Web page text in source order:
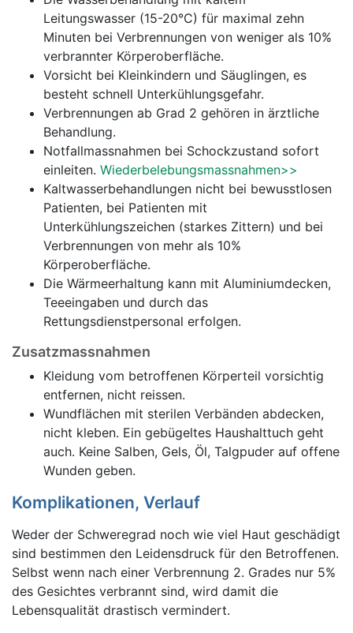
Leitungswasser (15-20°C) für maximal zehn
Minuten bei Verbrennungen von weniger als 10%
verbrannter Körperoberfläche.
Vorsicht bei Kleinkindern und Säuglingen, es
besteht schnell Unterkühlungsgefahr.
Verbrennungen ab Grad 2 gehören in ärztliche
Behandlung.
Notfallmassnahmen bei Schockzustand sofort
einleiten. Wiederbelebungsmassnahmen>>
Kaltwasserbehandlungen nicht bei bewusstlosen
Patienten, bei Patienten mit
Unterkühlungszeichen (starkes Zittern) und bei
Verbrennungen von mehr als 10%
Körperoberfläche.
Die Wärmeerhaltung kann mit Aluminiumdecken,
Teeeingaben und durch das
Rettungsdienstpersonal erfolgen.
Zusatzmassnahmen
Kleidung vom betroffenen Körperteil vorsichtig
entfernen, nicht reissen.
Wundflächen mit sterilen Verbänden abdecken,
nicht kleben. Ein gebügeltes Haushalttuch geht
auch. Keine Salben, Gels, Öl, Talgpuder auf offene
Wunden geben.
Komplikationen, Verlauf
Weder der Schweregrad noch wie viel Haut geschädigt
sind bestimmen den Leidensdruck für den Betroffenen.
Selbst wenn nach einer Verbrennung 2. Grades nur 5%
des Gesichtes verbrannt sind, wird damit die
Lebensqualität drastisch vermindert.